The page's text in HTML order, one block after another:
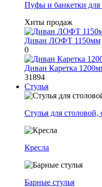
Пуфы и банкетки для
Хиты продаж
Диван ЛОФТ 1150мм
0
Диван Каретка
31894
Стулья
Стулья для
Кресла
Барные стулья